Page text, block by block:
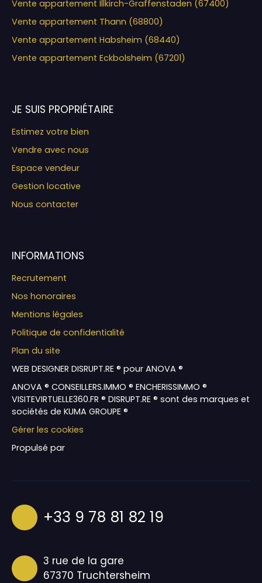
Vente appartement Illkirch-Graffenstaden (67400)
Vente appartement Thann (68800)
Vente appartement Habsheim (68440)
Vente appartement Eckbolsheim (67201)
JE SUIS PROPRIÉTAIRE
Estimez votre bien
Vendre avec nous
Espace vendeur
Gestion locative
Nous contacter
INFORMATIONS
Recrutement
Nos honoraires
Mentions légales
Politique de confidentialité
Plan du site
WEB DESIGNER DISRUPT.RE ® pour ANOVA ®
ANOVA ® CONSEILLERS.IMMO ® ENCHERISSIMMO ®
VISITEVIRTUELLE360.FR ® DISRUPT.RE ® sont des marques et
sociétés de KUMA GROUPE ®
Gérer les cookies
Propulsé par
+33 9 78 81 82 19
3 rue de la gare
67370 Truchtersheim